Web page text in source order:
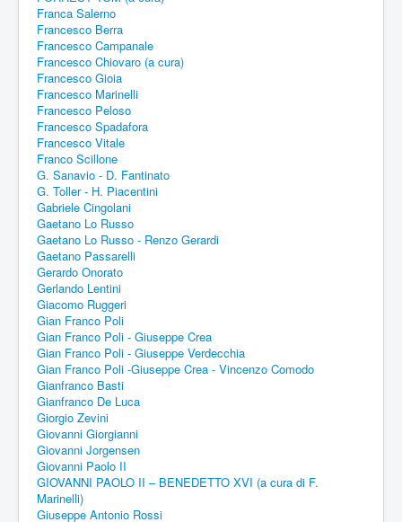
Franca Salerno
Francesco Berra
Francesco Campanale
Francesco Chiovaro (a cura)
Francesco Gioia
Francesco Marinelli
Francesco Peloso
Francesco Spadafora
Francesco Vitale
Franco Scillone
G. Sanavio - D. Fantinato
G. Toller - H. Piacentini
Gabriele Cingolani
Gaetano Lo Russo
Gaetano Lo Russo - Renzo Gerardi
Gaetano Passarelli
Gerardo Onorato
Gerlando Lentini
Giacomo Ruggeri
Gian Franco Poli
Gian Franco Poli - Giuseppe Crea
Gian Franco Poli - Giuseppe Verdecchia
Gian Franco Poli -Giuseppe Crea - Vincenzo Comodo
Gianfranco Basti
Gianfranco De Luca
Giorgio Zevini
Giovanni Giorgianni
Giovanni Jorgensen
Giovanni Paolo II
GIOVANNI PAOLO II – BENEDETTO XVI (a cura di F.
Marinelli)
Giuseppe Antonio Rossi